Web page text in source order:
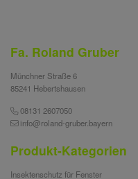
Fa. Roland Gruber
Münchner Straße 6
85241 Hebertshausen
08131 2607050
info@roland-gruber.bayern
Produkt-Kategorien
Insektenschutz für Fenster